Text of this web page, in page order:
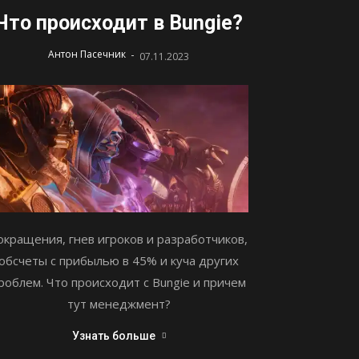
происходит в Bungie?
Антон Пасечник - 07.11.2023
гнев игроков и разработчиков,
с прибылью в 45% и куча других
Что происходит с Bungie и причем
тут менеджмент?
Узнать больше